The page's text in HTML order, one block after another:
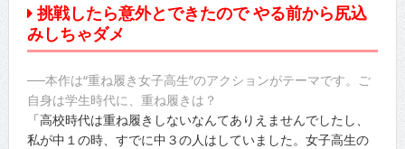
挑戦したら意外とできたので やる前から尻込
みしちゃダメ
──本作は“重ね履き女子高生”のアクションがテーマです。ご
自身は学生時代に、重ね履きは？
「高校時代は重ね履きしないなんてありえませんでしたし、
私が中１の時、すでに中３の人はしていました。女子高生の